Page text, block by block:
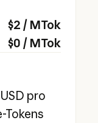
$2 / MTok
$0 / MTok
pro
Tokens